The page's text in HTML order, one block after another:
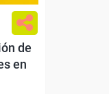
de
en